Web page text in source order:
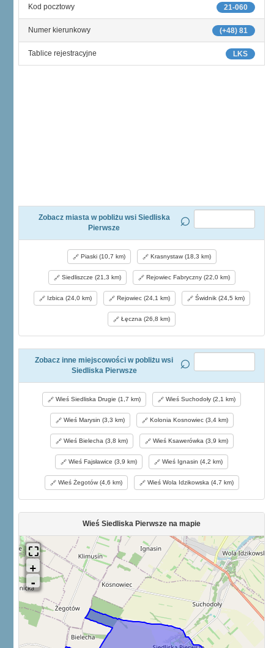
21-060
Kod pocztowy
(+48) 81
Numer kierunkowy
LKS
Tablice rejestracyjne
Zobacz miasta w pobliżu wsi Siedliska
Pierwsze
Piaski (10,7 km) Krasnystaw (18,3 km)
Siedliszcze (21,3 km) Rejowiec Fabryczny (22,0 km)
Izbica (24,0 km) Rejowiec (24,1 km) Świdnik (24,5 km)
Łęczna (26,8 km)
Zobacz inne miejscowości w pobliżu wsi
Siedliska Pierwsze
Wieś Siedliska Drugie (1,7 km) Wieś Suchodoły (2,1 km)
Wieś Marysin (3,3 km) Kolonia Kosnowiec (3,4 km)
Wieś Bielecha (3,8 km) Wieś Ksawerówka (3,9 km)
Wieś Fajsławice (3,9 km) Wieś Ignasin (4,2 km)
Wieś Żegotów (4,6 km) Wieś Wola Idzikowska (4,7 km)
Wieś Siedliska Pierwsze na mapie